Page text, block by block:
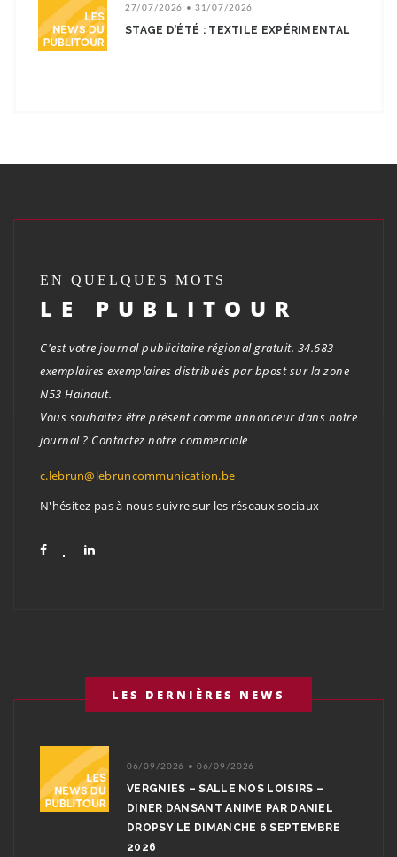
27/07/2026 • 31/07/2026
STAGE D’ÉTÉ : TEXTILE EXPÉRIMENTAL
EN QUELQUES MOTS
LE PUBLITOUR
C'est votre journal publicitaire régional gratuit. 34.683
exemplaires exemplaires distribués par bpost sur la zone
N53 Hainaut.
Vous souhaitez être présent comme annonceur dans notre
journal ? Contactez notre commerciale
c.lebrun@lebruncommunication.be
N'hésitez pas à nous suivre sur les réseaux sociaux
LES DERNIÈRES NEWS
06/09/2026 • 06/09/2026
VERGNIES – SALLE NOS LOISIRS –
DINER DANSANT ANIME PAR DANIEL
DROPSY LE DIMANCHE 6 SEPTEMBRE
2026